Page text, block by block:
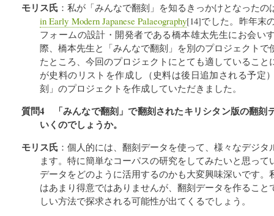
モリス氏 ：私が「みんなで翻刻」を知るきっかけとなったの
in Early Modern Japanese Palaeography[14]でした。昨年末
フォームの設計・開発者である橋本雄太先生にお会い
際、橋本先生と「みんなで翻刻」を別のプロジェクトで
たところ、今回のプロジェクトにとても適しているこ
が史料のリストを作成し（史料は後日追加される予定
刻」のプロジェクトを作成していただきました。
質問4 「みんなで翻刻」で翻刻されたキリシタン版の翻刻
いくのでしょうか。
モリス氏 ：個人的には、翻刻データを使って、様々なデジ
ます。特に簡単なコーパスの研究をしてみたいと思っ
データをどのように活用するのかも大変興味深いです
はあまり得意ではありませんが、翻刻データを作るこ
しい方法で探求される可能性が出てくるでしょう。